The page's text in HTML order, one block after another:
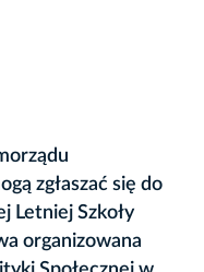
zgłaszać się do
Letniej Szkoły
organizowana